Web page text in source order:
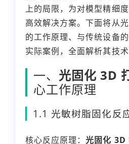
上的局限，为对模型精细
高效解决方案。下面将从
的工作原理、与传统设备
实际案例，全面解析其技
一、 光固化 3D
心工作原理
1.1 光敏树脂固化反
核心反应原理：光固化 3D